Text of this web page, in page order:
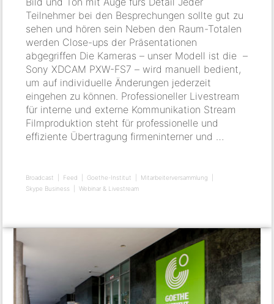
Teilnehmer bei den Besprechungen sollte gut zu
sehen und hören sein Neben den Raum-Totalen
werden Close-ups der Präsentationen
abgegriffen Die Kameras – unser Modell ist die –
Sony XDCAM PXW-FS7 – wird manuell bedient,
um auf individuelle Änderungen jederzeit
eingehen zu können. Professioneller Livestream
für interne und externe Kommunikation Stream
Filmproduktion steht für professionelle und
effiziente Übertragung firmeninterner und …
Broadcast Feed Goethe-Institut
Mitarbeiterversammlung
Skype Business
Webinar & Livestream